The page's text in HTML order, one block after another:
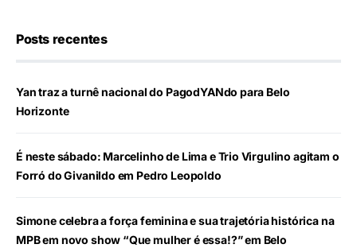
Posts recentes
Yan traz a turnê nacional do PagodYANdo para Belo
Horizonte
É neste sábado: Marcelinho de Lima e Trio Virgulino agitam o
Forró do Givanildo em Pedro Leopoldo
Simone celebra a força feminina e sua trajetória histórica na
MPB em novo show “Que mulher é essa!?” em Belo